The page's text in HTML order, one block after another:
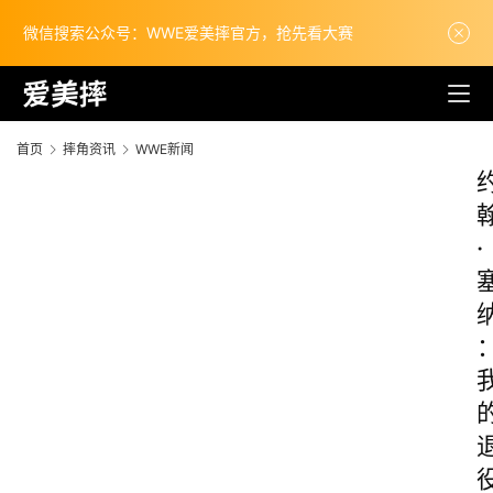
微信搜索公众号：WWE爱美摔官方，抢先看大赛
首页 摔角资讯 WWE新闻
·